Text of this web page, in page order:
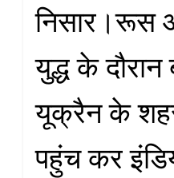
निसार।रूस
युद्ध के
यूक्रैन के
पहुंच कर